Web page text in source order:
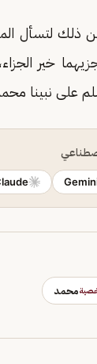
ذلك لتسأل
خير
على نبينا
محمد